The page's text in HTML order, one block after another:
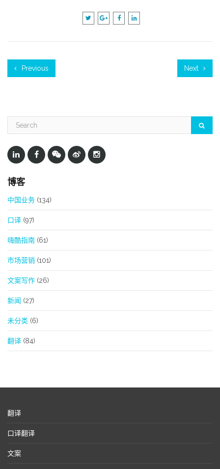
Previous Next
博客
中国业务 (134)
口译 (97)
嗨酷指南 (61)
市场营销 (101)
文案写作 (26)
新闻 (27)
未分类 (6)
翻译 (84)
翻译
口译翻译
文案